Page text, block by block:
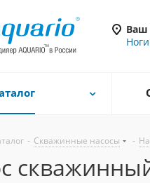
Ваш
- Скважинные насосы -